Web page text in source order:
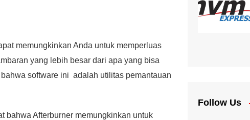
memungkinkan Anda untuk memperluas
yang lebih besar dari apa yang bisa
software ini adalah utilitas pemantauan
bahwa Afterburner memungkinkan untuk
Follow Us